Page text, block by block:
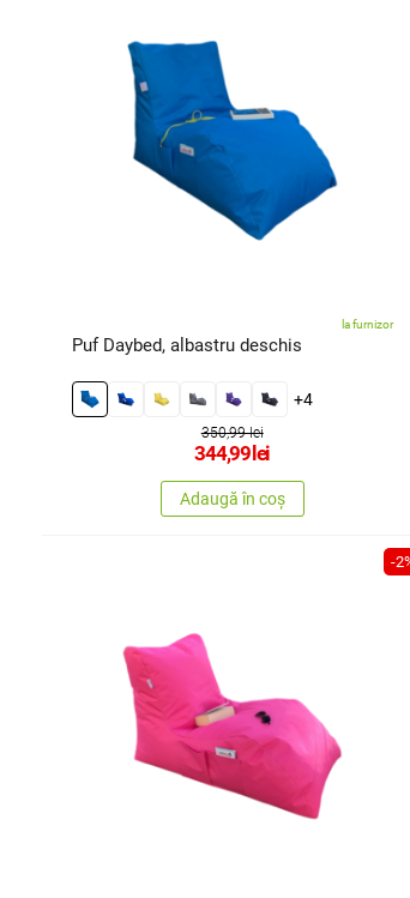
la furnizor
Puf Daybed, albastru deschis
+4
350,99 lei
344,99lei
Adaugă în coș
-